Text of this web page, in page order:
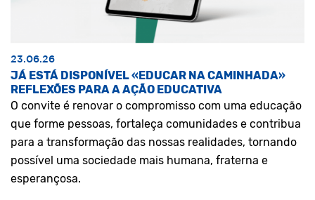
23.06.26
JÁ ESTÁ DISPONÍVEL «EDUCAR NA CAMINHADA»
REFLEXÕES PARA A AÇÃO EDUCATIVA
O convite é renovar o compromisso com uma educação
que forme pessoas, fortaleça comunidades e contribua
para a transformação das nossas realidades, tornando
possível uma sociedade mais humana, fraterna e
esperançosa.